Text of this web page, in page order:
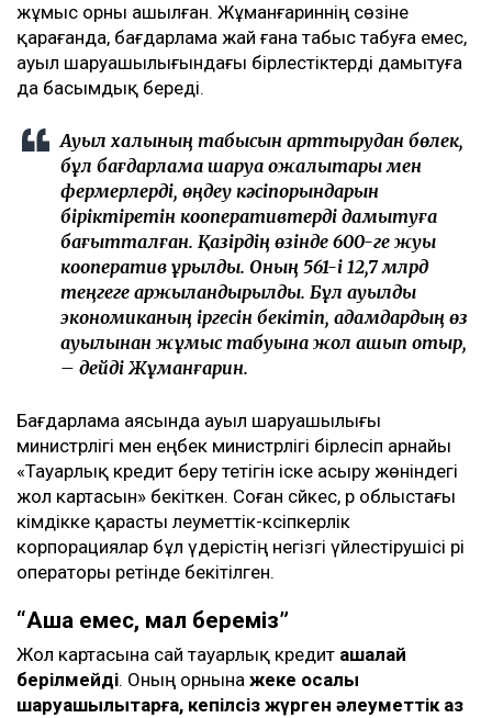
жұмыс орны ашылған. Жұманғариннің сөзіне
қарағанда, бағдарлама жай ғана табыс табуға емес,
ауыл шаруашылығындағы бірлестіктерді дамытуға
да басымдық береді.
Ауыл халқының табысын арттырудан бөлек,
бұл бағдарлама шаруа қожалықтары мен
фермерлерді, өңдеу кәсіпорындарын
біріктіретін кооперативтерді дамытуға
бағытталған. Қазірдің өзінде 600-ге жуық
кооператив құрылды. Оның 561-і 12,7 млрд
теңгеге қаржыландырылды. Бұл ауылдық
экономиканың іргесін бекітіп, адамдардың өз
ауылынан жұмыс табуына жол ашып отыр,
– дейді Жұманғарин.
Бағдарлама аясында ауыл шаруашылығы
министрлігі мен еңбек министрлігі бірлесіп арнайы
«Тауарлық кредит беру тетігін іске асыру жөніндегі
жол картасын» бекіткен. Соған сәйкес, әр облыстағы
әкімдікке қарасты әлеуметтік-кәсіпкерлік
корпорациялар бұл үдерістің негізгі үйлестірушісі әрі
операторы ретінде бекітілген.
“Ақша емес, мал береміз”
Жол картасына сай тауарлық кредит ақшалай
берілмейді. Оның орнына жеке қосалқы
шаруашылықтарға, кепілсіз жүрген әлеуметтік аз